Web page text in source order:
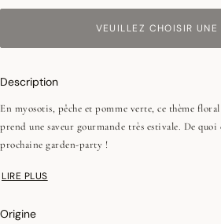
VEUILLEZ CHOISIR UNE
Description
En myosotis, pêche et pomme verte, ce thème
prend une saveur gourmande très estivale. De quoi
prochaine garden-party !
Enduction acrylique :
antitaches et déperlants. Les articles de linge de
LIRE PLUS
Origine